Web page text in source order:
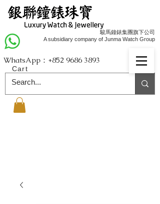
駿馬鐘錶集團旗下公司
A subsidiary company of Junma Watch Group
Cart
WhatsApp：+852 9686 3893